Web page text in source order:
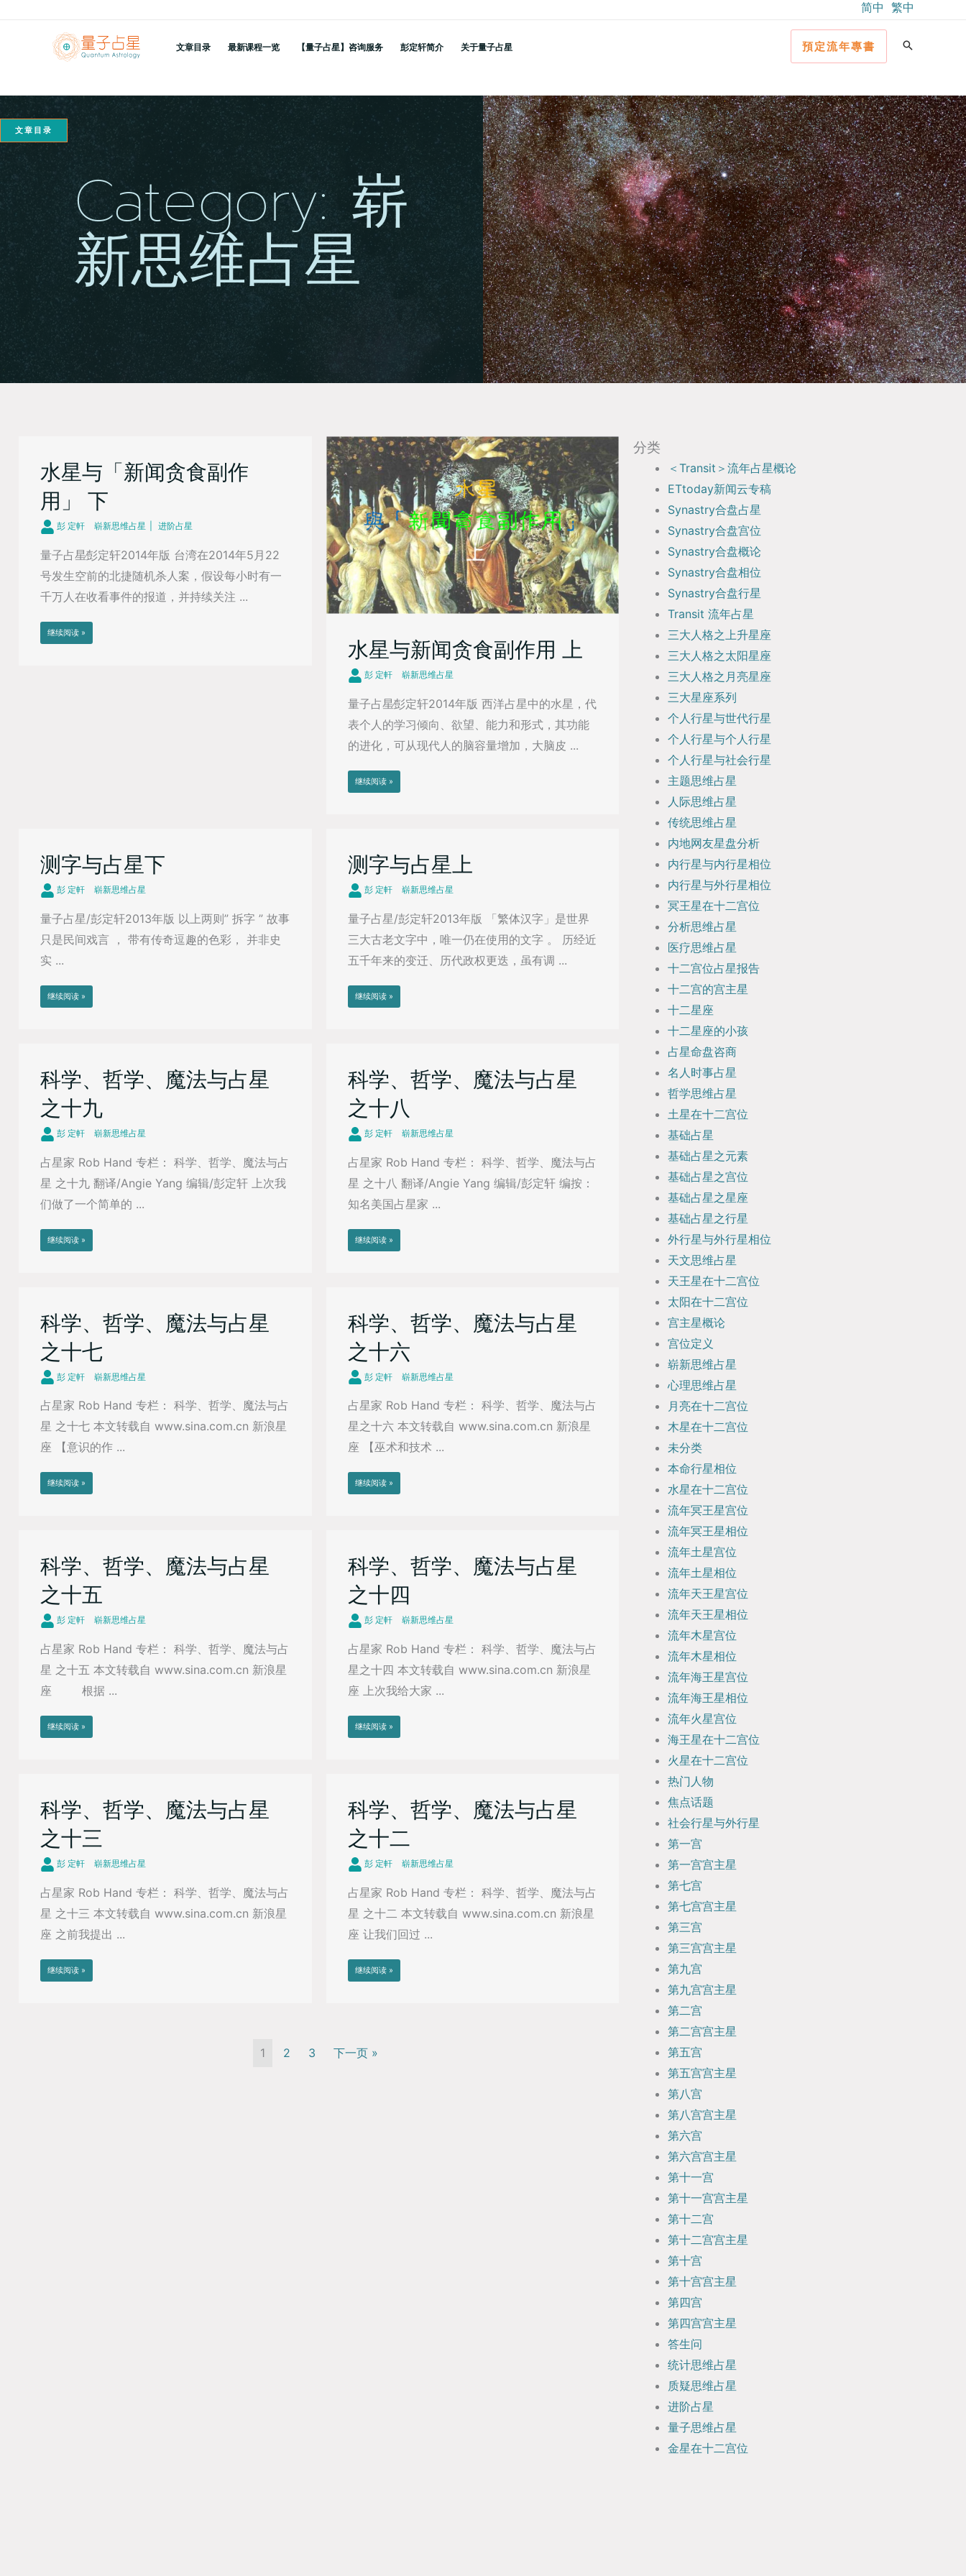
简中 繁中
文章目录 最新课程一览 【量子占星】咨询服务 彭定轩简介 关于量子占星 預定流年專書
Category: 崭
新思维占星
文章目录
水星与「新闻贪食副作
用」 下
彭 定軒 崭新思维占星 进阶占星
量子占星∕彭定轩2014年版 台湾在2014年5月22
号发生空前的北捷随机杀人案，假设每小时有一
千万人在收看事件的报道，并持续关注 ...
继续阅读 »
水星与新闻贪食副作用 上
彭 定軒 崭新思维占星
量子占星∕彭定轩2014年版 西洋占星中的水星，代
表个人的学习倾向、欲望、能力和形式，其功能
的进化，可从现代人的脑容量增加，大脑皮 ...
继续阅读 »
测字与占星下
彭 定軒 崭新思维占星
量子占星/彭定轩2013年版 以上两则” 拆字 ” 故事
只是民间戏言 ， 带有传奇逗趣的色彩， 并非史
实 ...
继续阅读 »
测字与占星上
彭 定軒 崭新思维占星
量子占星/彭定轩2013年版 「繁体汉字」是世界
三大古老文字中，唯一仍在使用的文字 。 历经近
五千年来的变迁、历代政权更迭，虽有调 ...
继续阅读 »
科学、哲学、魔法与占星
之十九
彭 定軒 崭新思维占星
占星家 Rob Hand 专栏： 科学、哲学、魔法与占
星 之十九 翻译/Angie Yang 编辑/彭定轩 上次我
们做了一个简单的 ...
继续阅读 »
科学、哲学、魔法与占星
之十八
彭 定軒 崭新思维占星
占星家 Rob Hand 专栏： 科学、哲学、魔法与占
星 之十八 翻译/Angie Yang 编辑/彭定轩 编按：
知名美国占星家 ...
继续阅读 »
科学、哲学、魔法与占星
之十七
彭 定軒 崭新思维占星
占星家 Rob Hand 专栏： 科学、哲学、魔法与占
星 之十七 本文转载自 www.sina.com.cn 新浪星
座 【意识的作 ...
继续阅读 »
科学、哲学、魔法与占星
之十六
彭 定軒 崭新思维占星
占星家 Rob Hand 专栏： 科学、哲学、魔法与占
星之十六 本文转载自 www.sina.com.cn 新浪星
座 【巫术和技术 ...
继续阅读 »
科学、哲学、魔法与占星
之十五
彭 定軒 崭新思维占星
占星家 Rob Hand 专栏： 科学、哲学、魔法与占
星 之十五 本文转载自 www.sina.com.cn 新浪星
座 根据 ...
继续阅读 »
科学、哲学、魔法与占星
之十四
彭 定軒 崭新思维占星
占星家 Rob Hand 专栏： 科学、哲学、魔法与占
星之十四 本文转载自 www.sina.com.cn 新浪星
座 上次我给大家 ...
继续阅读 »
科学、哲学、魔法与占星
之十三
彭 定軒 崭新思维占星
占星家 Rob Hand 专栏： 科学、哲学、魔法与占
星 之十三 本文转载自 www.sina.com.cn 新浪星
座 之前我提出 ...
继续阅读 »
科学、哲学、魔法与占星
之十二
彭 定軒 崭新思维占星
占星家 Rob Hand 专栏： 科学、哲学、魔法与占
星 之十二 本文转载自 www.sina.com.cn 新浪星
座 让我们回过 ...
继续阅读 »
1 2 3 下一页 »
分类
＜Transit＞流年占星概论
ETtoday新闻云专稿
Synastry合盘占星
Synastry合盘宫位
Synastry合盘概论
Synastry合盘相位
Synastry合盘行星
Transit 流年占星
三大人格之上升星座
三大人格之太阳星座
三大人格之月亮星座
三大星座系列
个人行星与世代行星
个人行星与个人行星
个人行星与社会行星
主题思维占星
人际思维占星
传统思维占星
内地网友星盘分析
内行星与内行星相位
内行星与外行星相位
冥王星在十二宫位
分析思维占星
医疗思维占星
十二宫位占星报告
十二宫的宫主星
十二星座
十二星座的小孩
占星命盘咨商
名人时事占星
哲学思维占星
土星在十二宫位
基础占星
基础占星之元素
基础占星之宫位
基础占星之星座
基础占星之行星
外行星与外行星相位
天文思维占星
天王星在十二宫位
太阳在十二宫位
宫主星概论
宫位定义
崭新思维占星
心理思维占星
月亮在十二宫位
木星在十二宫位
未分类
本命行星相位
水星在十二宫位
流年冥王星宫位
流年冥王星相位
流年土星宫位
流年土星相位
流年天王星宫位
流年天王星相位
流年木星宫位
流年木星相位
流年海王星宫位
流年海王星相位
流年火星宫位
海王星在十二宫位
火星在十二宫位
热门人物
焦点话题
社会行星与外行星
第一宫
第一宫宫主星
第七宫
第七宫宫主星
第三宫
第三宫宫主星
第九宫
第九宫宫主星
第二宫
第二宫宫主星
第五宫
第五宫宫主星
第八宫
第八宫宫主星
第六宫
第六宫宫主星
第十一宫
第十一宫宫主星
第十二宫
第十二宫宫主星
第十宫
第十宫宫主星
第四宫
第四宫宫主星
答生问
统计思维占星
质疑思维占星
进阶占星
量子思维占星
金星在十二宫位